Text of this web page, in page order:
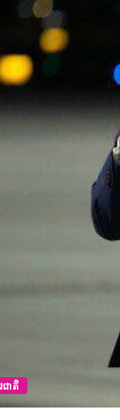
ជាតិ